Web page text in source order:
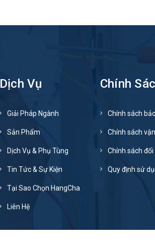
Dịch Vụ
Giải Pháp Ngành
Sản Phẩm
Dịch Vụ & Phụ Tùng
Tin Tức & Sự Kiện
Tại Sao Chọn HangCha
Liên Hệ
Chính
Chính sách
Chính sách
Chính sách đổi
Quy định sử